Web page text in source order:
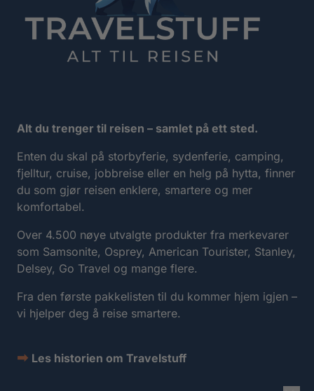
Alt du trenger til reisen – samlet på ett sted.
Enten du skal på storbyferie, sydenferie, camping,
fjelltur, cruise, jobbreise eller en helg på hytta, finner
du som gjør reisen enklere, smartere og mer
komfortabel.
Over 4.500 nøye utvalgte produkter fra merkevarer
som Samsonite, Osprey, American Tourister, Stanley,
Delsey, Go Travel og mange flere.
Fra den første pakkelisten til du kommer hjem igjen –
vi hjelper deg å reise smartere.
➡ Les historien om Travelstuff